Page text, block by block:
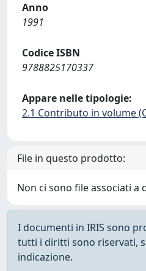
Anno
1991
Codice ISBN
9788825170337
Appare nelle tipologie:
2.1 Contributo in volume
File in questo prodotto:
Non ci sono file associati a
I documenti in IRIS sono
tutti i diritti sono riservati,
indicazione.